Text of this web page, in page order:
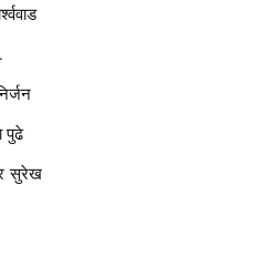
पुढे
सुरेख